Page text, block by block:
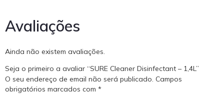
Avaliações
Ainda não existem avaliações.
Seja o primeiro a avaliar “SURE Cleaner Disinfectant – 1,4L”
O seu endereço de email não será publicado. Campos
obrigatórios marcados com *